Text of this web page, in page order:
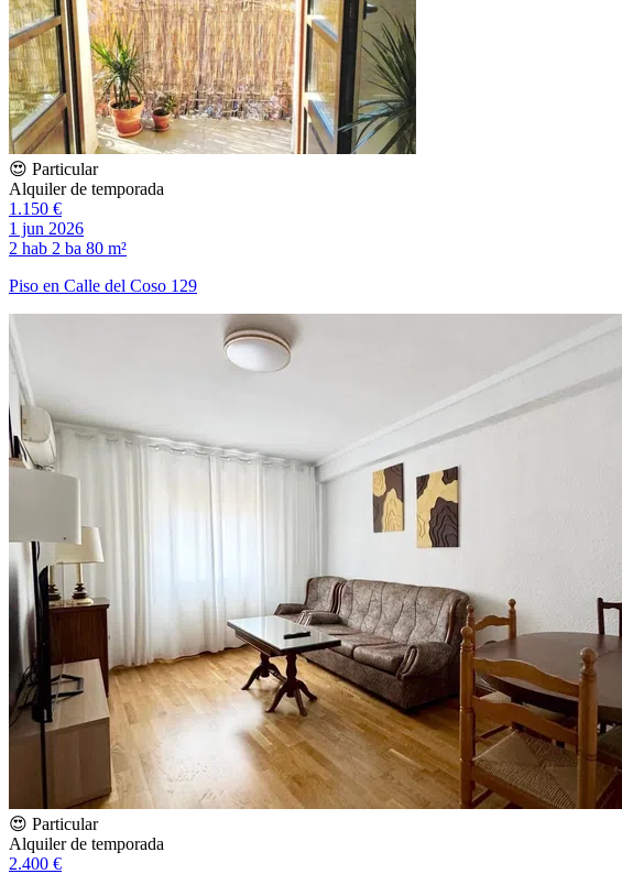
😍 Particular
Alquiler de temporada
1.150 €
1 jun 2026
2 hab 2 ba 80 m²
Piso en Calle del Coso 129
😍 Particular
Alquiler de temporada
2.400 €